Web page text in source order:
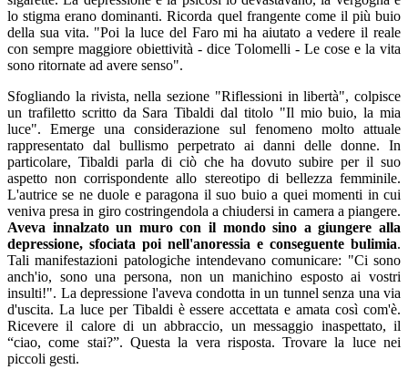
lo stigma erano dominanti. Ricorda quel frangente come il più buio
della sua vita. "Poi la luce del Faro mi ha aiutato a vedere il reale
con sempre maggiore obiettività - dice Tolomelli - Le cose e la vita
sono ritornate ad avere senso".
Sfogliando la rivista, nella sezione "Riflessioni in libertà", colpisce
un trafiletto scritto da Sara Tibaldi dal titolo "Il mio buio, la mia
luce". Emerge una considerazione sul fenomeno molto attuale
rappresentato dal bullismo perpetrato ai danni delle donne. In
particolare, Tibaldi parla di ciò che ha dovuto subire per il suo
aspetto non corrispondente allo stereotipo di bellezza femminile.
L'autrice se ne duole e paragona il suo buio a quei momenti in cui
veniva presa in giro costringendola a chiudersi in camera a piangere.
Aveva innalzato un muro con il mondo sino a giungere alla
depressione, sfociata poi nell'anoressia e conseguente bulimia.
Tali manifestazioni patologiche intendevano comunicare: "Ci sono
anch'io, sono una persona, non un manichino esposto ai vostri
insulti!". La depressione l'aveva condotta in un tunnel senza una via
d'uscita. La luce per Tibaldi è essere accettata e amata così com'è.
Ricevere il calore di un abbraccio, un messaggio inaspettato, il
“ciao, come stai?”. Questa la vera risposta. Trovare la luce nei
piccoli gesti.